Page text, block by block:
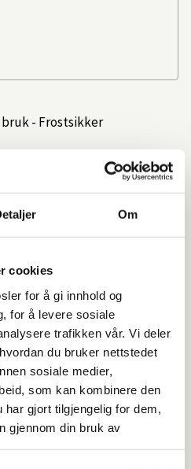
Om
cookies
for å gi innhold og
for å levere sosiale
trafikken vår. Vi deler
du bruker nettstedet
sosiale medier,
som kan kombinere den
gjort tilgjengelig for dem,
gjennom din bruk av
- Frostsikker
fuger